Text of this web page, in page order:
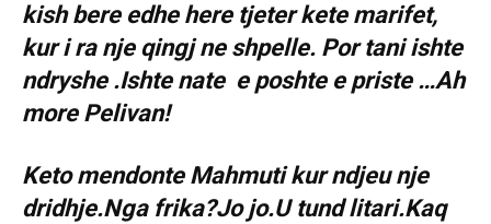
kish bere edhe here tjeter kete marifet,
kur i ra nje qingj ne shpelle. Por tani ishte
ndryshe .Ishte nate e poshte e priste …Ah
more Pelivan!
Keto mendonte Mahmuti kur ndjeu nje
dridhje.Nga frika?Jo jo.U tund litari.Kaq